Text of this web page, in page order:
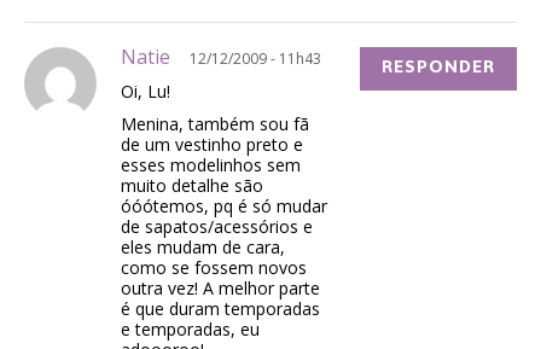
Natie 12/12/2009 - 11h43
Oi, Lu!
Menina, também sou fã
de um vestinho preto e
esses modelinhos sem
muito detalhe são
óóótemos, pq é só mudar
de sapatos/acessórios e
eles mudam de cara,
como se fossem novos
outra vez! A melhor parte
é que duram temporadas
e temporadas, eu
RESPONDER